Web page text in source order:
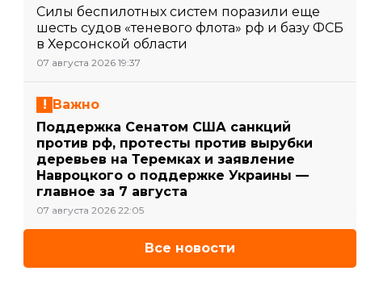
Силы беспилотных систем поразили еще
шесть судов «теневого флота» рф и базу ФСБ
в Херсонской области
07 августа 2026 19:37
Важно
Поддержка Сенатом США санкций
против рф, протесты против вырубки
деревьев на Теремках и заявление
Навроцкого о поддержке Украины —
главное за 7 августа
07 августа 2026 22:05
Все новости